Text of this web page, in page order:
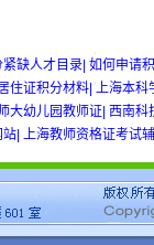
缺人才目录| 如何申请
住证积分材料| 上海本科
大幼儿园教师证| 西南科
| 上海教师资格证考试